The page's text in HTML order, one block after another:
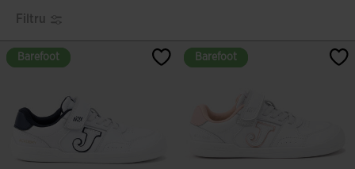
Filtru
Barefoot
Barefoot Barefoot
Barefoot